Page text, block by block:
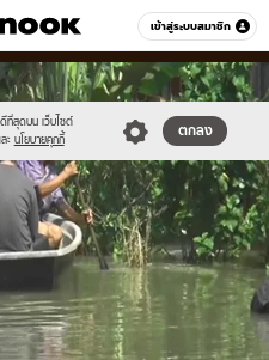
เข้าสู่ระบบสมาชิก
หมวดอื่นๆ
ดีที่สุดบน เว็บไซต์
ะ นโยบายคุกกี้
ตกลง
647758-